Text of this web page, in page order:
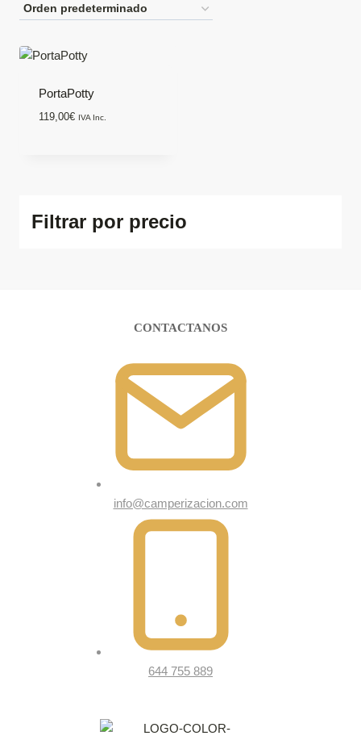
PortaPotty
119,00€ IVA Inc.
Filtrar por precio
CONTACTANOS
info@camperizacion.com
644 755 889